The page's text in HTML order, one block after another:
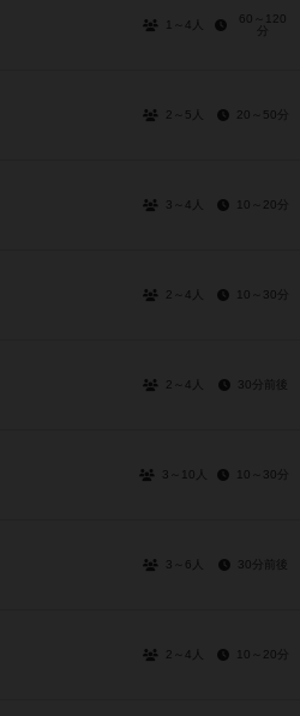
1～4人
60～120
分
2～5人 20～50分
3～4人 10～20分
2～4人 10～30分
2～4人 30分前後
3～10人 10～30分
3～6人 30分前後
2～4人 10～20分